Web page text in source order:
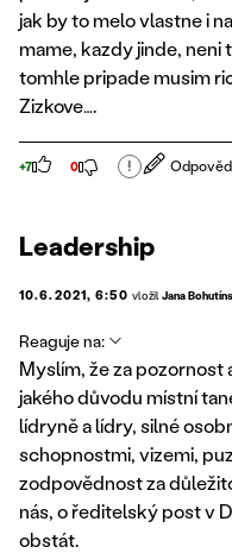
jak by to melo vlastne i
mame, kazdy jinde,
tomhle pripade musim
Zizkove….
+7 0 !
Leadership
10.6.2021, 6:50 vložil Jana
Reaguje na:
Myslím, že za pozornost
jakého důvodu místní
lídryně a lídry, silné
schopnostmi, vizemi,
zodpovědnost za
nás, o ředitelský post v
obstát.